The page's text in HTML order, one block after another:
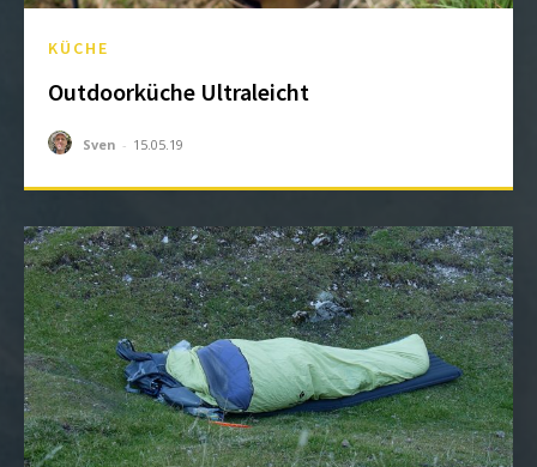
KÜCHE
Outdoorküche Ultraleicht
Sven - 15.05.19